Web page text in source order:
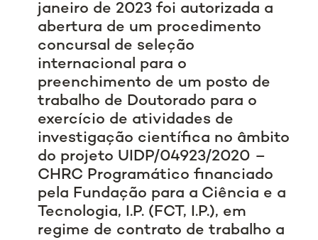
janeiro de 2023 foi autorizada a
abertura de um procedimento
concursal de seleção
internacional para o
preenchimento de um posto de
trabalho de Doutorado para o
exercício de atividades de
investigação científica no âmbito
do projeto UIDP/04923/2020 –
CHRC Programático financiado
pela Fundação para a Ciência e a
Tecnologia, I.P. (FCT, I.P.), em
regime de contrato de trabalho a